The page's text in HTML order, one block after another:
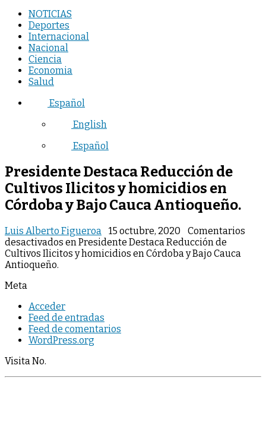
NOTICIAS
Deportes
Internacional
Nacional
Ciencia
Economia
Salud
Español
English
Español
Presidente Destaca Reducción de
Cultivos Ilicitos y homicidios en
Córdoba y Bajo Cauca Antioqueño.
Luis Alberto Figueroa 15 octubre, 2020
Comentarios
desactivados en Presidente Destaca Reducción de
Cultivos Ilicitos y homicidios en Córdoba y Bajo Cauca
Antioqueño.
Meta
Acceder
Feed de entradas
Feed de comentarios
WordPress.org
Visita No.